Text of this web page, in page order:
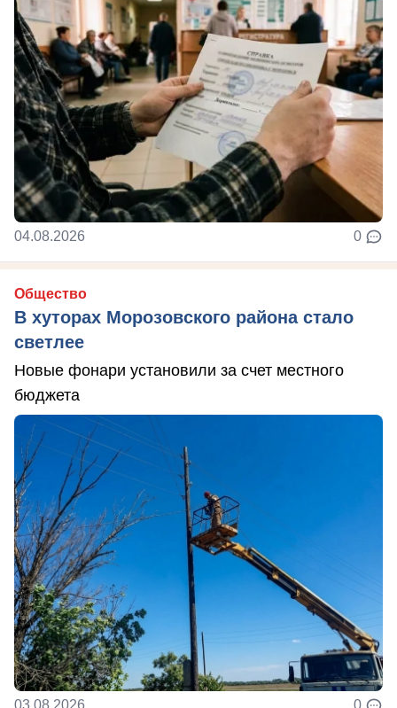
04.08.2026 0
Общество
В хуторах Морозовского района стало
светлее
Новые фонари установили за счет местного
бюджета